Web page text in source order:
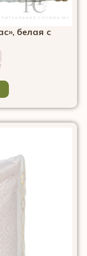
белая с